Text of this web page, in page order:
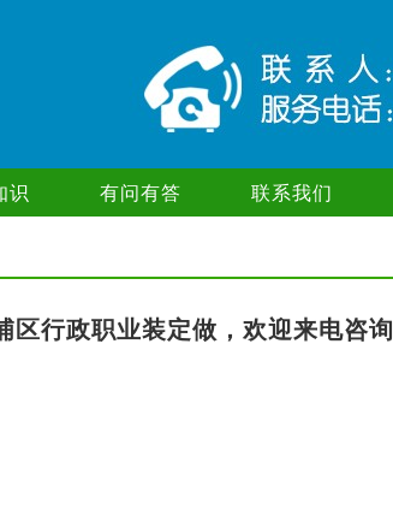
识 有问有答 联系我们
区行政职业装定做，欢迎来电咨询